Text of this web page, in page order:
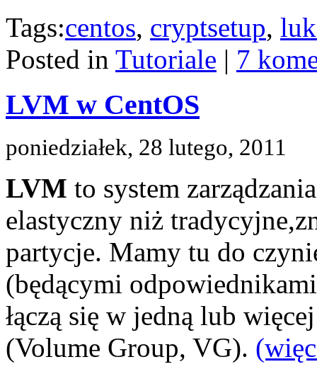
Tags:centos, cryptsetup,
Posted in Tutoriale | 7
LVM w CentOS
poniedziałek, 28 lutego, 2011
LVM to system
elastyczny niż
partycje. Mamy tu do
(będącymi
łączą się w jedną lub
(Volume Group, VG).